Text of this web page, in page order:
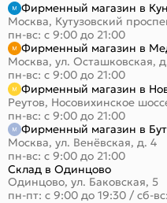
Фирменный магазин в
Москва, Кутузовский
пн-вс: с 9:00 до 21:00
Фирменный магазин в
Москва, ул. Осташковская,
пн-вс: с 9:00 до 21:00
Фирменный магазин в
Реутов, Носовихинское
пн-вс: с 9:00 до 21:00
Фирменный магазин в
Москва, ул. Венёвская, д. 4
пн-вс: с 9:00 до 21:00
Склад в Одинцово
Одинцово, ул. Баковская, 5
пн-пт: с 9:00 до 19:30 / сб-